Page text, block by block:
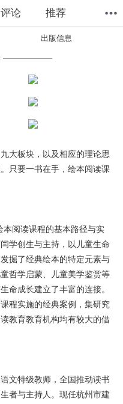
评论 推荐
出版信息
大板块，以及相应的理论思
只要一书在手，绘本阅读课
阅读课程的基本路径与实
学创生与主持，以儿童生命
掘了经典绘本的特定元素与
哲学启蒙、儿童美学鉴赏等
命成长建立了丰富的连接。
程实施的经典案例，集研究
教育教育机构均有较大的借
文特级教师，全国推动读书
者与主持人。现任杭州市建